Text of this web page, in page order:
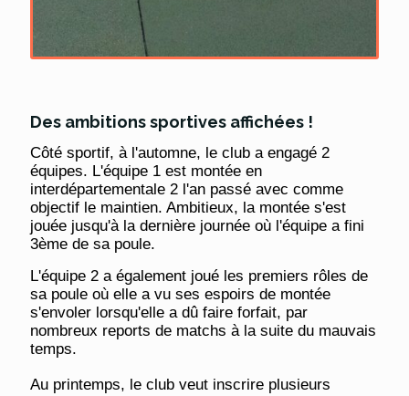
Des ambitions sportives affichées !
Côté sportif, à l'automne, le club a engagé 2
équipes. L'équipe 1 est montée en
interdépartementale 2 l'an passé avec comme
objectif le maintien. Ambitieux, la montée s'est
jouée jusqu'à la dernière journée où l'équipe a fini
3ème de sa poule.
L'équipe 2 a également joué les premiers rôles de
sa poule où elle a vu ses espoirs de montée
s'envoler lorsqu'elle a dû faire forfait, par
nombreux reports de matchs à la suite du mauvais
temps.
Au printemps, le club veut inscrire plusieurs